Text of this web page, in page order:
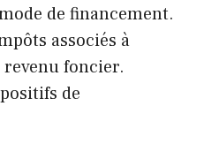
de financement.
associés à
revenu foncier.
de